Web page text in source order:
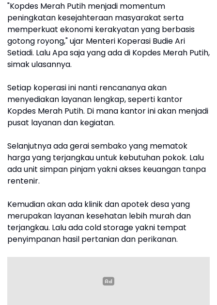
"Kopdes Merah Putih menjadi momentum
peningkatan kesejahteraan masyarakat serta
memperkuat ekonomi kerakyatan yang berbasis
gotong royong," ujar Menteri Koperasi Budie Ari
Setiadi. Lalu Apa saja yang ada di Kopdes Merah Putih,
simak ulasannya.
Setiap koperasi ini nanti rencananya akan
menyediakan layanan lengkap, seperti kantor
Kopdes Merah Putih. Di mana kantor ini akan menjadi
pusat layanan dan kegiatan.
Selanjutnya ada gerai sembako yang mematok
harga yang terjangkau untuk kebutuhan pokok. Lalu
ada unit simpan pinjam yakni akses keuangan tanpa
rentenir.
Kemudian akan ada klinik dan apotek desa yang
merupakan layanan kesehatan lebih murah dan
terjangkau. Lalu ada cold storage yakni tempat
penyimpanan hasil pertanian dan perikanan.